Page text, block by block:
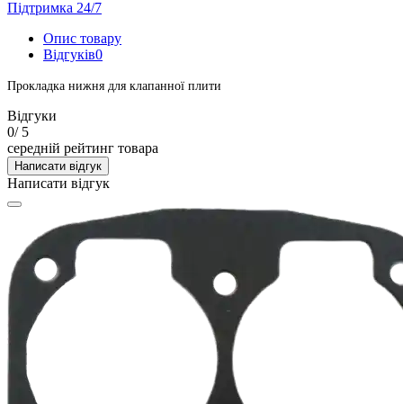
Підтримка 24/7
Опис товару
Відгуків0
Прокладка нижня для клапанної плити
Відгуки
0/ 5
середній рейтинг товара
Написати відгук
Написати відгук